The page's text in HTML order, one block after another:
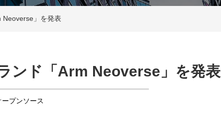
Neoverse」を発表
ンド「Arm Neoverse」を発表
ープンソース